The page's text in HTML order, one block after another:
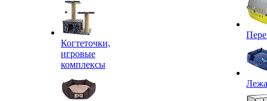
Когтеточки,
игровые
комплексы